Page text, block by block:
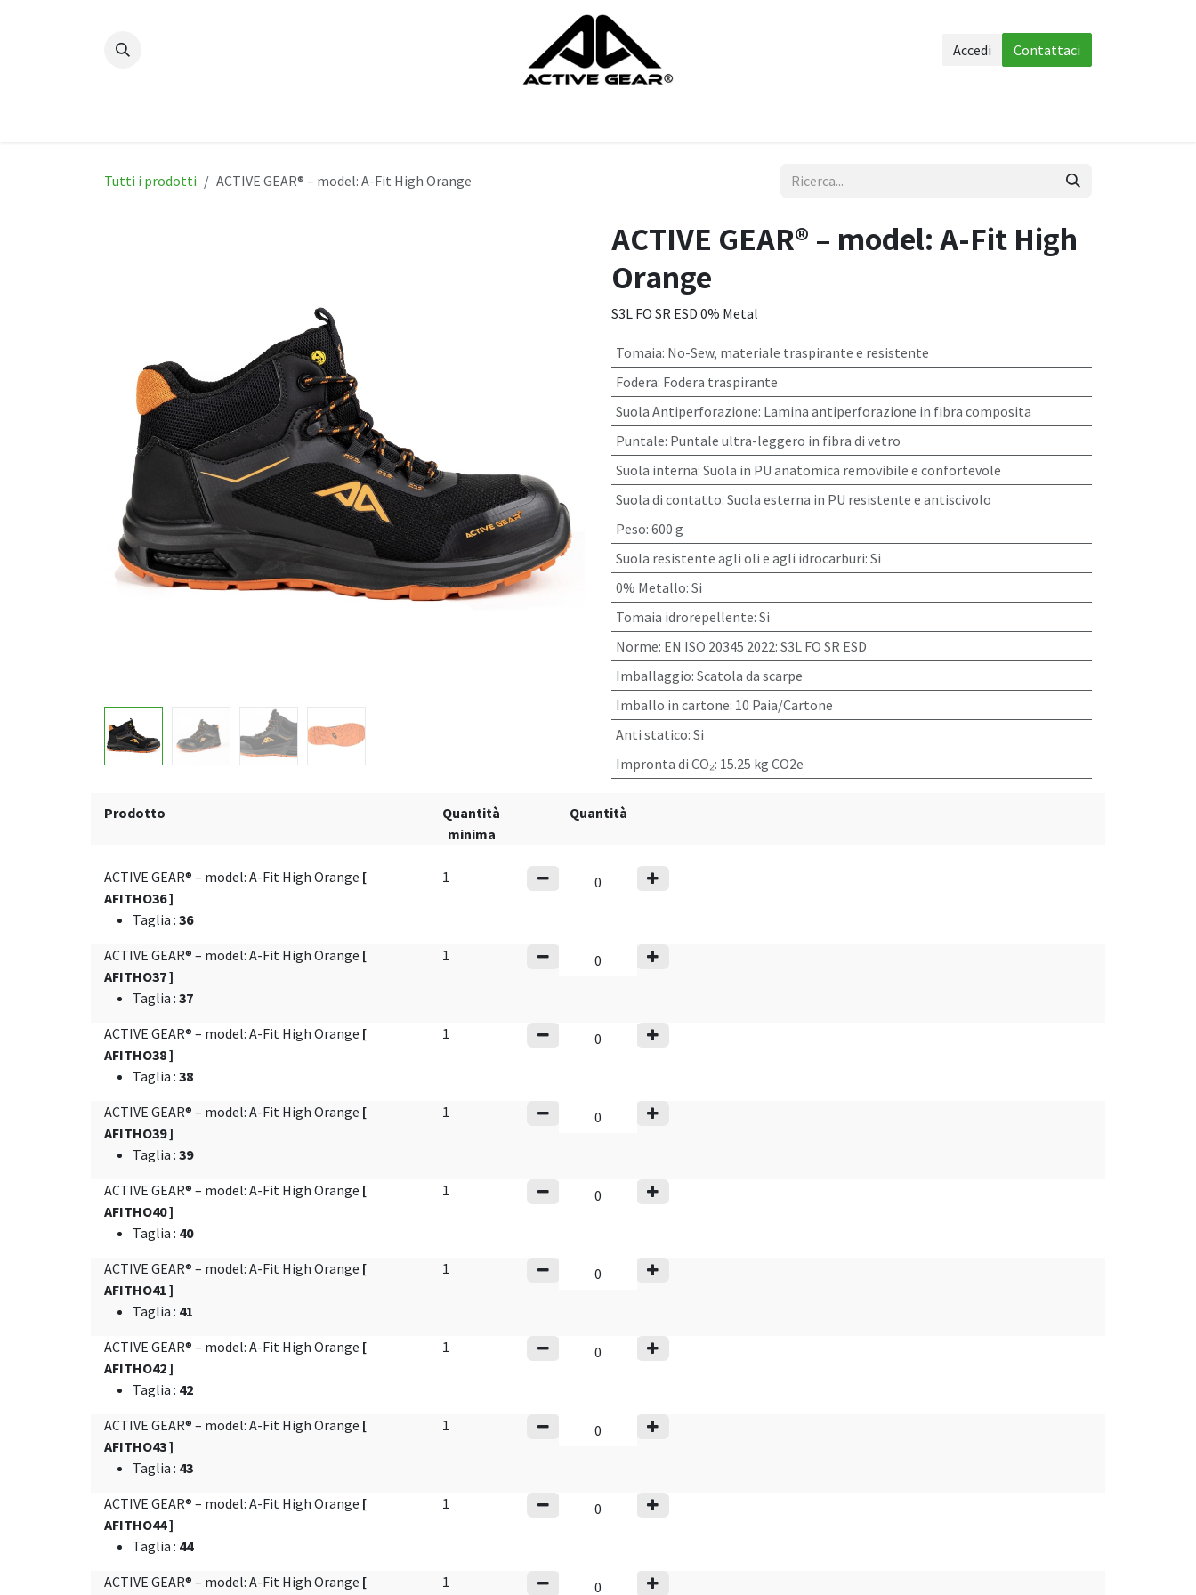
Accedi Contattaci
Tutti i prodotti ACTIVE GEAR® – model: A-Fit High Orange
ACTIVE GEAR® – model: A-Fit High
Orange
S3L FO SR ESD 0% Metal
Tomaia: No-Sew, materiale traspirante e resistente
Fodera: Fodera traspirante
Suola Antiperforazione: Lamina antiperforazione in fibra composita
Puntale: Puntale ultra-leggero in fibra di vetro
Suola interna: Suola in PU anatomica removibile e confortevole
Suola di contatto: Suola esterna in PU resistente e antiscivolo
Peso: 600 g
Suola resistente agli oli e agli idrocarburi: Si
0% Metallo: Si
Tomaia idrorepellente: Si
Norme: EN ISO 20345 2022: S3L FO SR ESD
Imballaggio: Scatola da scarpe
Imballo in cartone: 10 Paia/Cartone
Anti statico: Si
Impronta di CO₂: 15.25 kg CO2e
Prodotto
Quantità
minima
Quantità
ACTIVE GEAR® – model: A-Fit High Orange [
AFITHO36 ]
Taglia : 36
1
ACTIVE GEAR® – model: A-Fit High Orange [
AFITHO37 ]
Taglia : 37
1
ACTIVE GEAR® – model: A-Fit High Orange [
AFITHO38 ]
Taglia : 38
1
ACTIVE GEAR® – model: A-Fit High Orange [
AFITHO39 ]
Taglia : 39
1
ACTIVE GEAR® – model: A-Fit High Orange [
AFITHO40 ]
Taglia : 40
1
ACTIVE GEAR® – model: A-Fit High Orange [
AFITHO41 ]
Taglia : 41
1
ACTIVE GEAR® – model: A-Fit High Orange [
AFITHO42 ]
Taglia : 42
1
ACTIVE GEAR® – model: A-Fit High Orange [
AFITHO43 ]
Taglia : 43
1
ACTIVE GEAR® – model: A-Fit High Orange [
AFITHO44 ]
Taglia : 44
1
ACTIVE GEAR® – model: A-Fit High Orange [
1